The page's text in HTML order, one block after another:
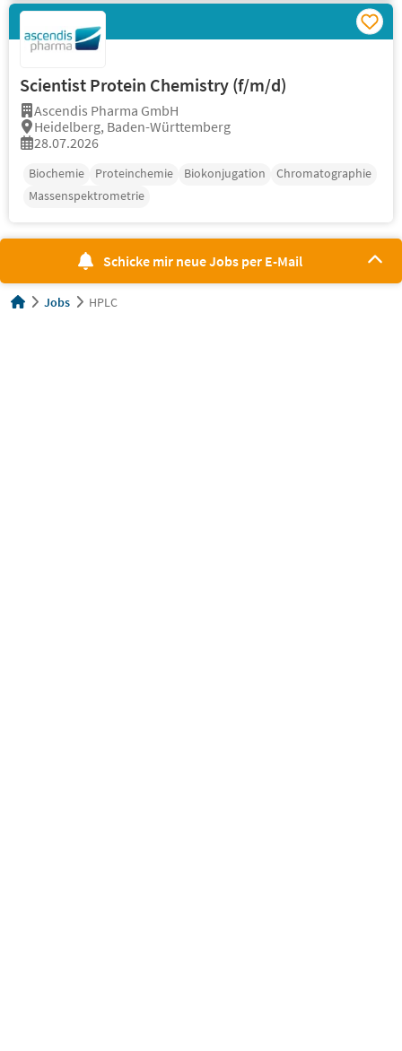
Scientist Protein Chemistry (f/m/d)
Ascendis Pharma GmbH
Heidelberg, Baden-Württemberg
28.07.2026
Biochemie Proteinchemie Biokonjugation
Chromatographie
Massenspektrometrie
Schicke mir neue Jobs per E-Mail
Jobs HPLC